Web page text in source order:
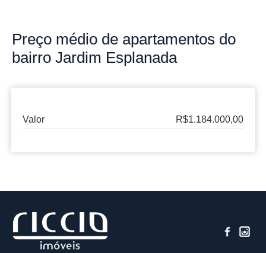
Preço médio de apartamentos do
bairro Jardim Esplanada
Valor R$1.184.000,00